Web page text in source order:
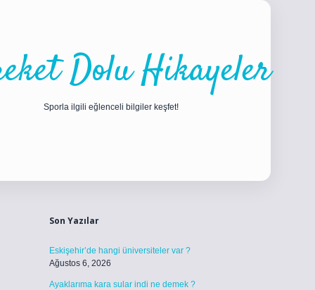
Dolu Hikayeler
Sporla ilgili eğlenceli bilgiler keşfet!
Son Yazılar
Eskişehir’de hangi üniversiteler var ?
Ağustos 6, 2026
Ayaklarıma kara sular indi ne demek ?